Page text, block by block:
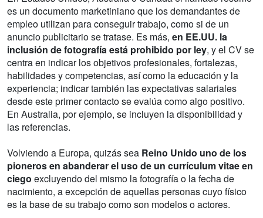
es un documento marketiniano que los demandantes de
empleo utilizan para conseguir trabajo, como si de un
anuncio publicitario se tratase. Es más, en EE.UU. la
inclusión de fotografía está prohibido por ley, y el CV se
centra en indicar los objetivos profesionales, fortalezas,
habilidades y competencias, así como la educación y la
experiencia; indicar también las expectativas salariales
desde este primer contacto se evalúa como algo positivo.
En Australia, por ejemplo, se incluyen la disponibilidad y
las referencias.
Volviendo a Europa, quizás sea Reino Unido uno de los
pioneros en abanderar el uso de un currículum vitae en
ciego excluyendo del mismo la fotografía o la fecha de
nacimiento, a excepción de aquellas personas cuyo físico
es la base de su trabajo como son modelos o actores.